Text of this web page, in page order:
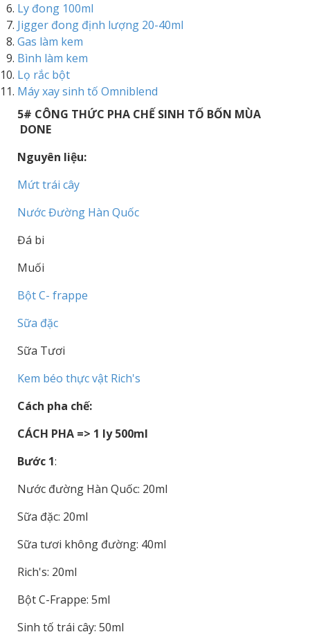
Ly đong 100ml
Jigger đong định lượng 20-40ml
Gas làm kem
Bình làm kem
Lọ rắc bột
Máy xay sinh tố Omniblend
5# CÔNG THỨC PHA CHẾ SINH TỐ BỐN MÙA
DONE
Nguyên liệu:
Mứt trái cây
Nước Đường Hàn Quốc
Đá bi
Muối
Bột C- frappe
Sữa đặc
Sữa Tươi
Kem béo thực vật Rich's
Cách pha chế:
CÁCH PHA => 1 ly 500ml
Bước 1:
Nước đường Hàn Quốc: 20ml
Sữa đặc: 20ml
Sữa tươi không đường: 40ml
Rich's: 20ml
Bột C-Frappe: 5ml
Sinh tố trái cây: 50ml